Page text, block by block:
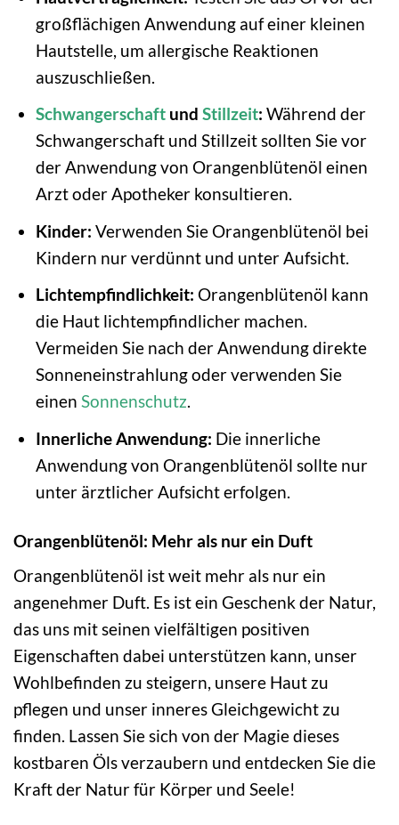
großflächigen Anwendung auf einer kleinen
Hautstelle, um allergische Reaktionen
auszuschließen.
Schwangerschaftund Stillzeit: Während der
Schwangerschaft und Stillzeit sollten Sie vor
der Anwendung von Orangenblütenöl einen
Arzt oder Apotheker konsultieren.
Kinder: Verwenden Sie Orangenblütenöl bei
Kindern nur verdünnt und unter Aufsicht.
Lichtempfindlichkeit: Orangenblütenöl kann
die Haut lichtempfindlicher machen.
Vermeiden Sie nach der Anwendung direkte
Sonneneinstrahlung oder verwenden Sie
einen Sonnenschutz.
Innerliche Anwendung: Die innerliche
Anwendung von Orangenblütenöl sollte nur
unter ärztlicher Aufsicht erfolgen.
Orangenblütenöl: Mehr als nur ein Duft
Orangenblütenöl ist weit mehr als nur ein
angenehmer Duft. Es ist ein Geschenk der Natur,
das uns mit seinen vielfältigen positiven
Eigenschaften dabei unterstützen kann, unser
Wohlbefinden zu steigern, unsere Haut zu
pflegen und unser inneres Gleichgewicht zu
finden. Lassen Sie sich von der Magie dieses
kostbaren Öls verzaubern und entdecken Sie die
Kraft der Natur für Körper und Seele!